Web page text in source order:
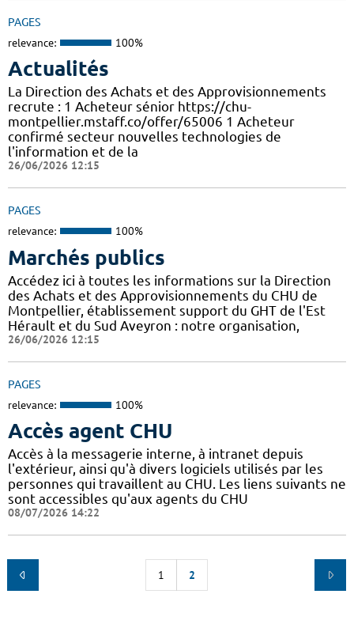
PAGES
relevance: 100%
Actualités
La Direction des Achats et des Approvisionnements
recrute : 1 Acheteur sénior https://chu-
montpellier.mstaff.co/offer/65006 1 Acheteur
confirmé secteur nouvelles technologies de
l'information et de la
26/06/2026 12:15
PAGES
relevance: 100%
Marchés publics
Accédez ici à toutes les informations sur la Direction
des Achats et des Approvisionnements du CHU de
Montpellier, établissement support du GHT de l'Est
Hérault et du Sud Aveyron : notre organisation,
26/06/2026 12:15
PAGES
relevance: 100%
Accès agent CHU
Accès à la messagerie interne, à intranet depuis
l'extérieur, ainsi qu'à divers logiciels utilisés par les
personnes qui travaillent au CHU. Les liens suivants ne
sont accessibles qu'aux agents du CHU
08/07/2026 14:22
1 2